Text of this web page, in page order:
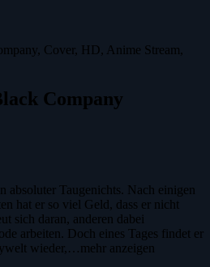
Company
absoluter Taugenichts. Nach einigen
hat er so viel Geld, dass er nicht
sich daran, anderen dabei
arbeiten. Doch eines Tages findet er
wieder,…mehr anzeigen